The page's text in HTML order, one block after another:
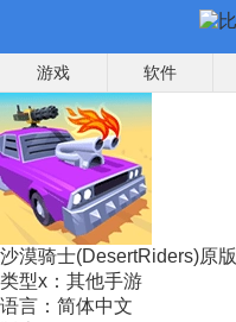
游戏 软件
沙漠骑士(DesertRiders)原版
类型x： 其他手游
语言： 简体中文